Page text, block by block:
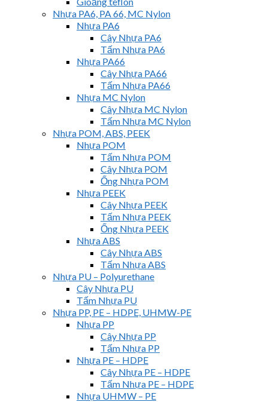
Nhựa PA6, PA 66, MC Nylon
Nhựa PA6
Cây Nhựa PA6
Tấm Nhựa PA6
Nhựa PA66
Cây Nhựa PA66
Tấm Nhựa PA66
Nhựa MC Nylon
Cây Nhựa MC Nylon
Tấm Nhựa MC Nylon
Nhựa POM, ABS, PEEK
Nhựa POM
Tấm Nhựa POM
Cây Nhựa POM
Ống Nhựa POM
Nhựa PEEK
Cây Nhựa PEEK
Tấm Nhựa PEEK
Ống Nhựa PEEK
Nhựa ABS
Cây Nhựa ABS
Tấm Nhựa ABS
Nhựa PU – Polyurethane
Cây Nhựa PU
Tấm Nhựa PU
Nhựa PP, PE – HDPE, UHMW-PE
Nhựa PP
Cây Nhựa PP
Tấm Nhựa PP
Nhựa PE – HDPE
Cây Nhựa PE – HDPE
Tấm Nhựa PE – HDPE
Nhựa UHMW – PE